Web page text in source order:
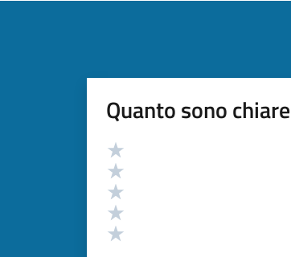
Quanto sono
Valutazione